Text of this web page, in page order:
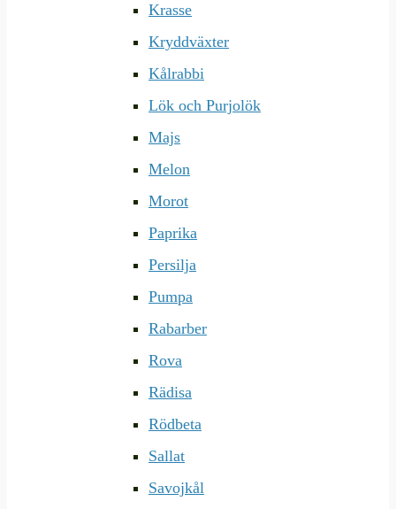
Krasse
Kryddväxter
Kålrabbi
Lök och Purjolök
Majs
Melon
Morot
Paprika
Persilja
Pumpa
Rabarber
Rova
Rädisa
Rödbeta
Sallat
Savojkål